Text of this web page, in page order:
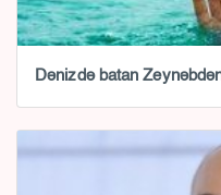
Dənizdə batan